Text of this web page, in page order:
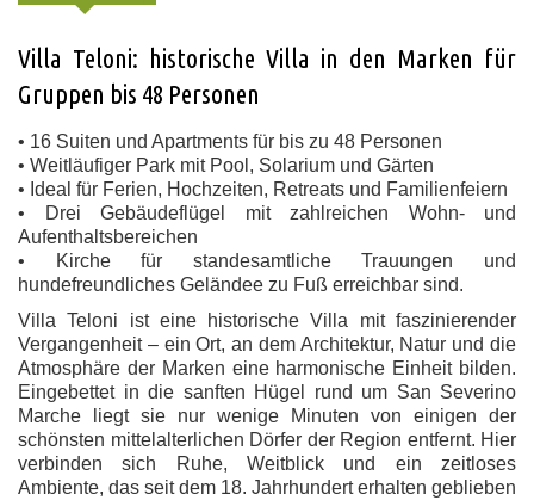
Villa Teloni: historische Villa in den Marken für
Gruppen bis 48 Personen
• 16 Suiten und Apartments für bis zu 48 Personen
• Weitläufiger Park mit Pool, Solarium und Gärten
• Ideal für Ferien, Hochzeiten, Retreats und Familienfeiern
• Drei Gebäudeflügel mit zahlreichen Wohn- und
Aufenthaltsbereichen
• Kirche für standesamtliche Trauungen und
hundefreundliches Geländee zu Fuß erreichbar sind.
Villa Teloni ist eine historische Villa mit faszinierender
Vergangenheit – ein Ort, an dem Architektur, Natur und die
Atmosphäre der Marken eine harmonische Einheit bilden.
Eingebettet in die sanften Hügel rund um San Severino
Marche liegt sie nur wenige Minuten von einigen der
schönsten mittelalterlichen Dörfer der Region entfernt. Hier
verbinden sich Ruhe, Weitblick und ein zeitloses
Ambiente, das seit dem 18. Jahrhundert erhalten geblieben